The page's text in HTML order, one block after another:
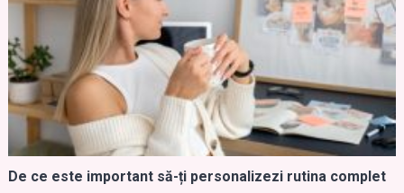
De ce este important să-ți personalizezi rutina complet